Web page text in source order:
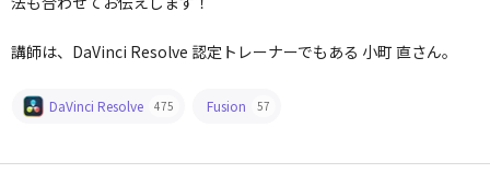
講師は、DaVinci Resolve 認定トレーナーでもある 小町 直さん。
DaVinci Resolve 475 Fusion 57